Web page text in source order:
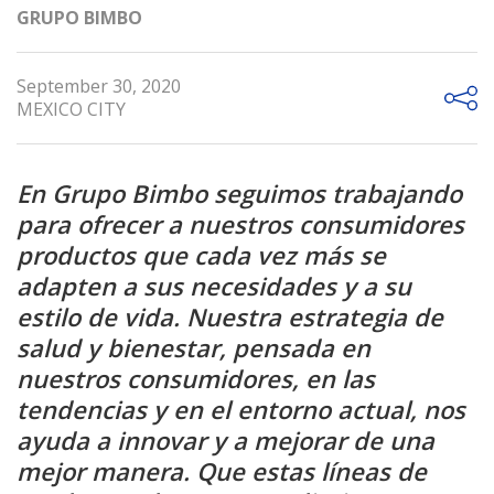
GRUPO BIMBO
September 30, 2020
MEXICO CITY
En Grupo Bimbo seguimos trabajando
para ofrecer a nuestros consumidores
productos que cada vez más se
adapten a sus necesidades y a su
estilo de vida. Nuestra estrategia de
salud y bienestar, pensada en
nuestros consumidores, en las
tendencias y en el entorno actual, nos
ayuda a innovar y a mejorar de una
mejor manera. Que estas líneas de